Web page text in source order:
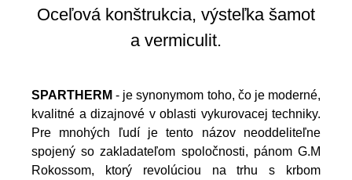
Oceľová konštrukcia, výsteľka šamot
a vermiculit.
SPARTHERM - je synonymom toho, čo je moderné,
kvalitné a dizajnové v oblasti vykurovacej techniky.
Pre mnohých ľudí je tento názov neoddeliteľne
spojený so zakladateľom spoločnosti, pánom G.M
Rokossom, ktorý revolúciou na trhu s krbom